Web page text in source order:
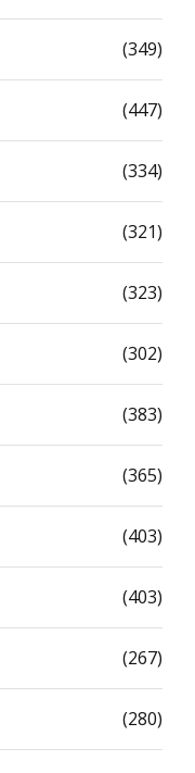
(349)
(447)
(334)
(321)
(323)
(302)
(383)
(365)
(403)
(403)
(267)
(280)